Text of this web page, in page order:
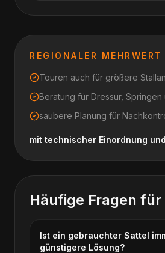
REGIONALER MEHRWERT
Touren auch für größere
Beratung für Dressur, Springen
saubere Planung für
mit technischer Einordnung
Häufige Fragen für
Ist ein gebrauchter Sattel
günstigere Lösung?